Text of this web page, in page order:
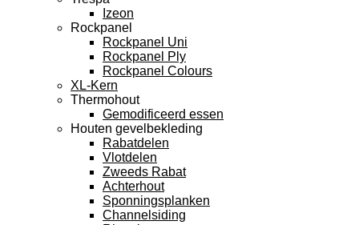
Izeon
Rockpanel
Rockpanel Uni
Rockpanel Ply
Rockpanel Colours
XL-Kern
Thermohout
Gemodificeerd essen
Houten gevelbekleding
Rabatdelen
Vlotdelen
Zweeds Rabat
Achterhout
Sponningsplanken
Channelsiding